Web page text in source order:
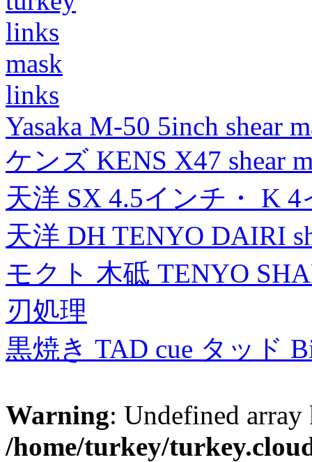
links
mask
links
Yasaka M-50 5inch shear
ケンズ KENS X47 shear
天洋 SX 4.5インチ・ K
天洋 DH TENYO DAIRI
モクト 木砥 TENYO
刃処理
黒焼き TAD cue タッド
Warning: Undefined
/home/turkey/